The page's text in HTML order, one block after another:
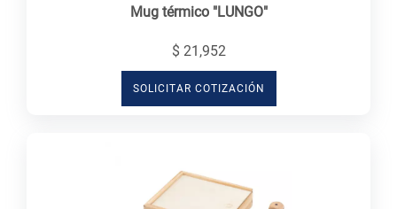
Mug térmico "LUNGO"
$ 21,952
SOLICITAR COTIZACIÓN